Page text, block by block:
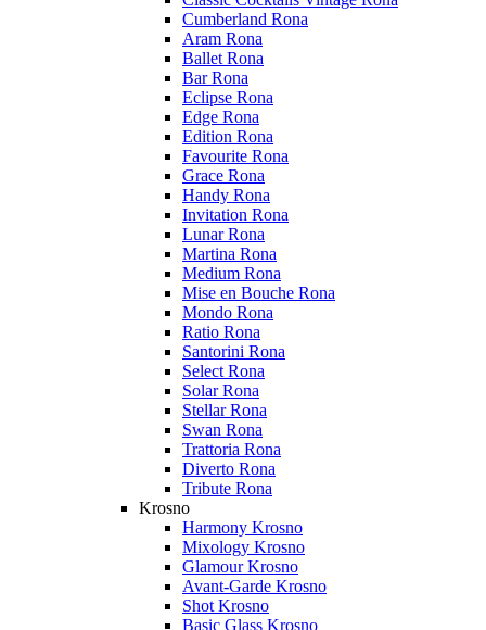
Cumberland Rona
Aram Rona
Ballet Rona
Bar Rona
Eclipse Rona
Edge Rona
Edition Rona
Favourite Rona
Grace Rona
Handy Rona
Invitation Rona
Lunar Rona
Martina Rona
Medium Rona
Mise en Bouche Rona
Mondo Rona
Ratio Rona
Santorini Rona
Select Rona
Solar Rona
Stellar Rona
Swan Rona
Trattoria Rona
Diverto Rona
Tribute Rona
Krosno
Harmony Krosno
Mixology Krosno
Glamour Krosno
Avant-Garde Krosno
Shot Krosno
Basic Glass Krosno